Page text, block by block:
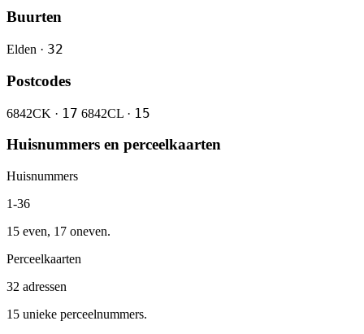
Buurten
Elden · 32
Postcodes
6842CK · 17 6842CL · 15
Huisnummers en perceelkaarten
Huisnummers
1-36
15 even, 17 oneven.
Perceelkaarten
32 adressen
15 unieke perceelnummers.